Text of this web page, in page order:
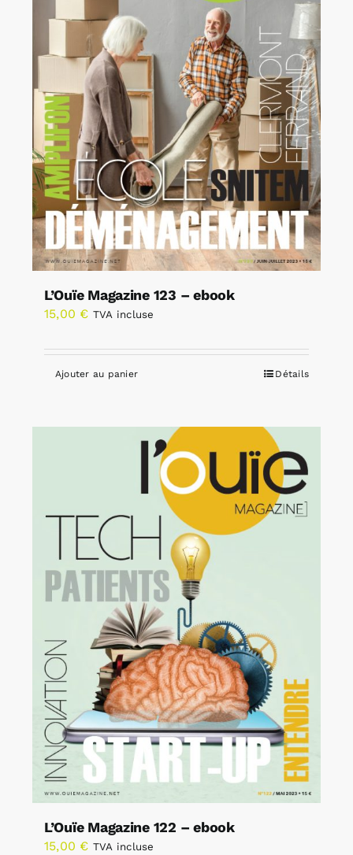
L’Ouïe Magazine 123 – ebook
15,00 € TVA incluse
Ajouter au panier Détails
L’Ouïe Magazine 122 – ebook
15,00 € TVA incluse